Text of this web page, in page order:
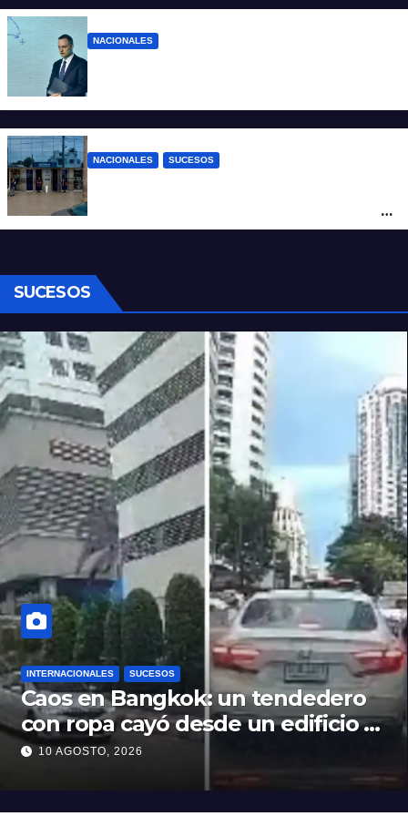
NACIONALES
NACIONALES SUCESOS
de un vecino
SUCESOS
INTERNACIONALES SUCESOS
Caos en Bangkok: un tendedero
con ropa cayó desde un edificio y
desató un accidente en plena
10 AGOSTO, 2026